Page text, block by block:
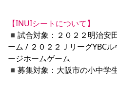
よくある質問
よくある質問
関連団体/施設
長居公園 セレッソフットサルパーク
セレッソスポーツパーク舞洲
セレッソ大阪アカデミー
大人のサッカースクール その他スポ
【INUIシートについて】
◾︎試合対象：２０２２明治安
ーム / ２０２２ＪリーグYBC
ージホームゲーム
◾︎募集対象：大阪市の小中学